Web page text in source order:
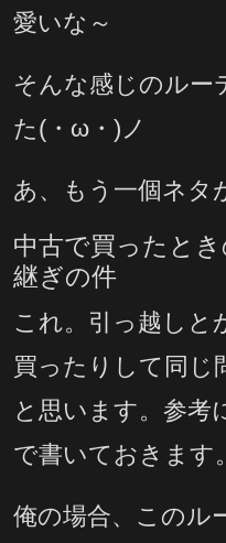
愛いな～
そんな感じのルー
た(・ω・)ノ
あ、もう一個ネタ
中古で買ったと
継ぎの件
これ。引っ越しと
買ったりして同じ
と思います。参考
で書いておきます。
俺の場合、このル